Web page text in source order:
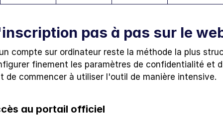
pas à pas sur le
compte sur ordinateur reste la méthode la plus
finement les paramètres de confidentialité et
de commencer à utiliser l'outil de manière intensive.
au portail officiel